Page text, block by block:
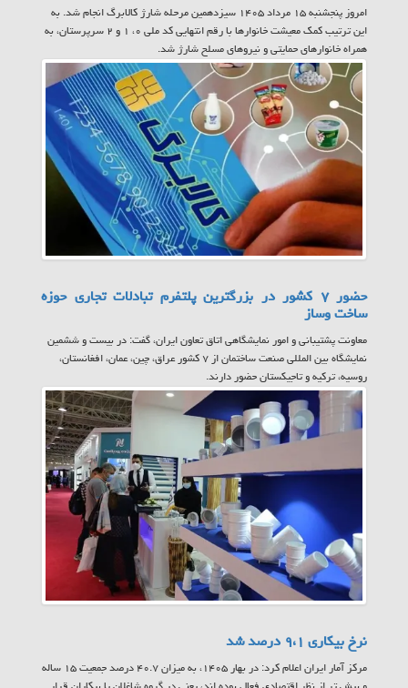
امروز پنجشنبه ۱۵ مرداد ۱۴۰۵ سیزدهمین مرحله شارژ کالابرگ انجام شد. به
این ترتیب کمک معیشت خانوارها با رقم انتهایی کد ملی ۰، ۱ و ۲ سرپرستان، به
همراه خانوارهای حمایتی و نیروهای مسلح شارژ شد.
حضور ۷ کشور در بزرگترین پلتفرم تبادلات تجاری حوزه
ساخت وساز
معاونت پشتیبانی و امور نمایشگاهی اتاق تعاون ایران، گفت: در بیست و ششمین
نمایشگاه بین المللی صنعت ساختمان از ۷ کشور عراق، چین، عمان، افغانستان،
روسیه، ترکیه و تاجیکستان حضور دارند.
نرخ بیکاری ۹،۱ درصد شد
مرکز آمار ایران اعلام کرد: در بهار ۱۴۰۵، به میزان ۴۰.۷ درصد جمعیت ۱۵ ساله